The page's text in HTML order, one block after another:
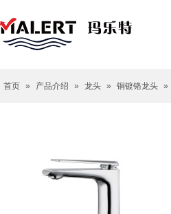
首页 » 产品介绍 » 龙头 » 铜镀铬龙头 »